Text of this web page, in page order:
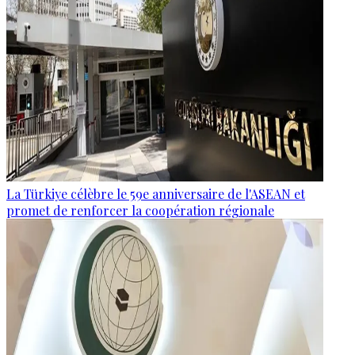
La Türkiye célèbre le 59e anniversaire de l'ASEAN et
promet de renforcer la coopération régionale